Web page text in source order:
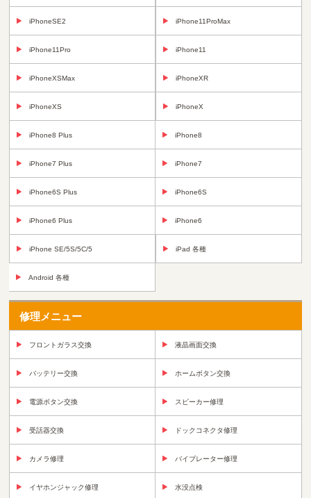
iPhoneSE2 iPhone11ProMax
iPhone11Pro iPhone11
iPhoneXSMax iPhoneXR
iPhoneXS iPhoneX
iPhone8 Plus iPhone8
iPhone7 Plus iPhone7
iPhone6S Plus iPhone6S
iPhone6 Plus iPhone6
iPhone SE/5S/5C/5 iPad 各種
Android 各種
修理メニュー
フロントガラス交換 液晶画面交換
バッテリー交換 ホームボタン交換
電源ボタン交換 スピーカー修理
受話器交換 ドックコネクタ修理
カメラ修理 バイブレーター修理
イヤホンジャック修理 水没点検